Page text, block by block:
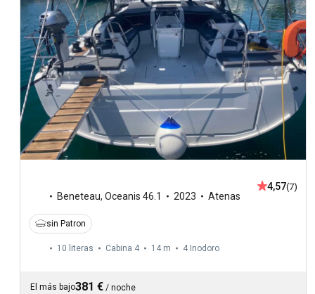
Beneteau, Oceanis 46.1 2023 Atenas
4,57(7)
sin Patron
10 literas Cabina 4 14 m 4 Inodoro
El más bajo381 € / noche